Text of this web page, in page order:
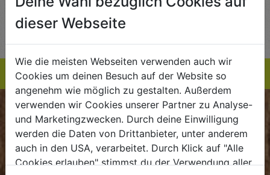
AUF DIE
EINKAUFSLISTE
AUF DIE
BIOKISTE
Kundenservice
Mo - Do: 8.00 - 16.00 Uhr
dieser Webseite
Wie die meisten Webseiten verwenden auch wir
Cookies um deinen Besuch auf der Website so
angenehm wie möglich zu gestalten. Außerdem
verwenden wir Cookies unserer Partner zu Analyse-
und Marketingzwecken. Durch deine Einwilligung
werden die Daten von Drittanbieter, unter anderem
auch in den USA, verarbeitet. Durch Klick auf "Alle
Cookies erlauben" stimmst du der Verwendung aller